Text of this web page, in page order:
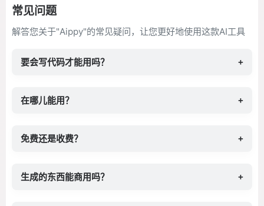
常见问题
解答您关于"Aippy"的常见疑问，让您更好地使用这款AI工具
要会写代码才能用吗？ +
在哪儿能用？ +
免费还是收费？ +
生成的东西能商用吗？ +